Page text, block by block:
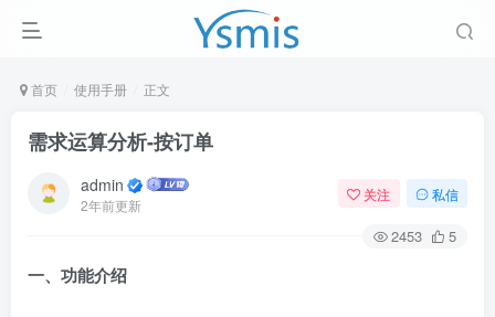
首页 使用手册 正文
需求运算分析-按订单
admin
2年前更新
关注 私信
2453 5
一、功能介绍